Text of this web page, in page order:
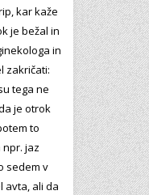
kar kaže
je bežal in
in
zakričati:
tega ne
je otrok
to
jaz
sedem v
avta, ali da